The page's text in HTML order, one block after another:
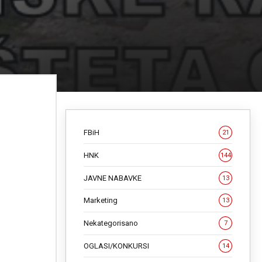
FBiH 21
HNK 144
JAVNE NABAVKE 13
Marketing 13
Nekategorisano 7
OGLASI/KONKURSI 14